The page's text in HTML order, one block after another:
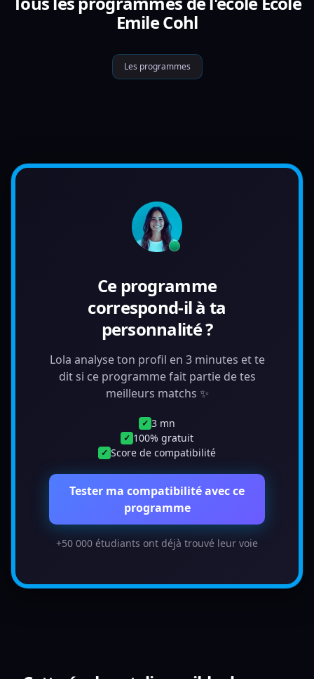
Emile Cohl
Les programmes
Ce programme
correspond-il à ta
personnalité ?
Lola analyse ton profil en 3 minutes et te
dit si ce programme fait partie de tes
meilleurs matchs ✨
✓ 3 mn
✓ 100% gratuit
✓ Score de compatibilité
Tester ma compatibilité avec ce
programme
+50 000 étudiants ont déjà trouvé leur voie